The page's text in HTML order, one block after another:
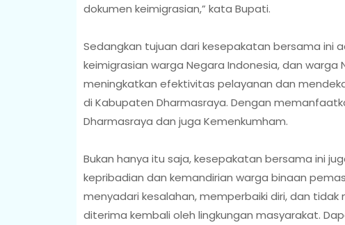
dokumen keimigrasian,” kata Bupati.
Sedangkan tujuan dari kesepakatan bersama ini
keimigrasian warga Negara Indonesia, dan
meningkatkan efektivitas pelayanan dan
di Kabupaten Dharmasraya. Dengan
Dharmasraya dan juga Kemenkumham.
Bukan hanya itu saja, kesepakatan bersama ini
kepribadian dan kemandirian warga binaan
menyadari kesalahan, memperbaiki diri, dan
diterima kembali oleh lingkungan masyarakat.